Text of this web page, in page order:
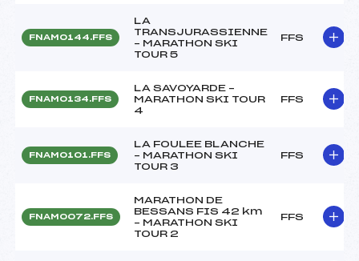
FNAM0144.FFS
LA
TRANSJURASSIENNE
– MARATHON SKI
TOUR 5
FFS
FNAM0134.FFS
LA SAVOYARDE –
MARATHON SKI TOUR
4
FFS
FNAM0101.FFS
LA FOULEE BLANCHE
– MARATHON SKI
TOUR 3
FFS
FNAM0072.FFS
MARATHON DE
BESSANS FIS 42 km
– MARATHON SKI
TOUR 2
FFS